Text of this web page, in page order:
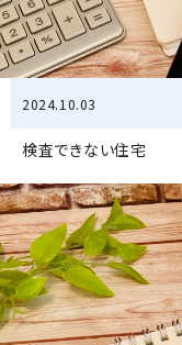
2024.10.03
検査できない住宅